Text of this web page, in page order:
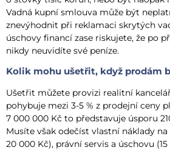
Vadná kupní smlouva může být
znevýhodnit při reklamaci skrytých
úschovy financí zase riskujete, že po
nikdy neuvidíte své peníze.
Kolik mohu ušetřit, když prodám
Ušetřit můžete provizi realitní
pohybuje mezi 3-5 % z prodejní ceny
7 000 000 Kč to představuje úsporu
Musíte však odečíst vlastní náklady na
20 000 Kč), právní servis a úschovu